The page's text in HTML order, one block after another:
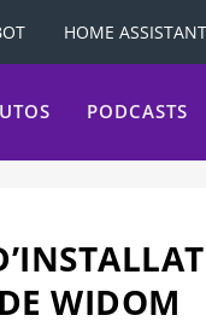
HOME ASSISTANT
PODCASTS
WIDOM